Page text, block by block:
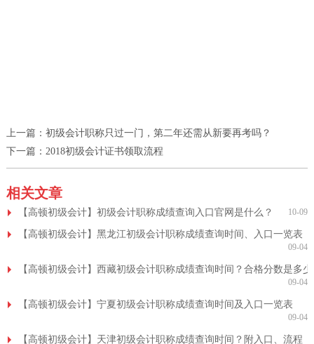
上一篇： 初级会计职称只过一门，第二年还需从新要再考吗？
下一篇： 2018初级会计证书领取流程
相关文章
【高顿初级会计】初级会计职称成绩查询入口官网是什么？ 10-09
【高顿初级会计】黑龙江初级会计职称成绩查询时间、入口一览表
09-04
【高顿初级会计】西藏初级会计职称成绩查询时间？合格分数是多
09-04
【高顿初级会计】宁夏初级会计职称成绩查询时间及入口一览表
09-04
【高顿初级会计】天津初级会计职称成绩查询时间？附入口、流程